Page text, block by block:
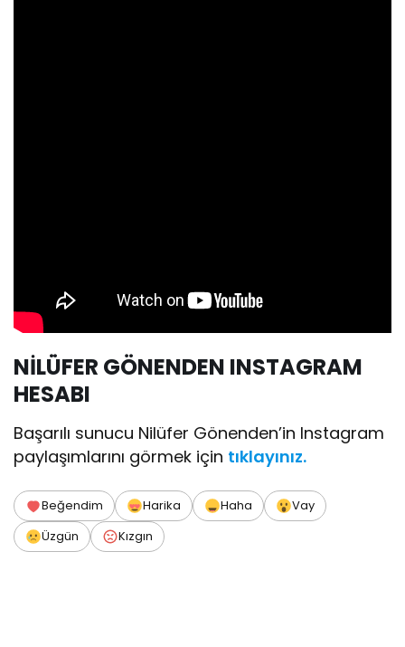
NİLÜFER GÖNENDEN INSTAGRAM
HESABI
Başarılı sunucu Nilüfer Gönenden’in Instagram
paylaşımlarını görmek için tıklayınız.
Beğendim Harika Haha
Vay
Üzgün
Kızgın